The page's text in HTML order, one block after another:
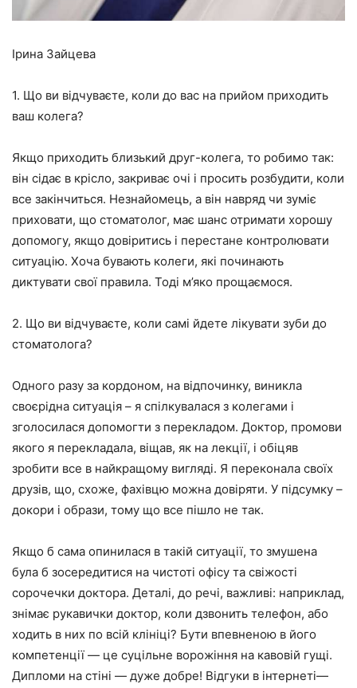
Ірина Зайцева
1. Що ви відчуваєте, коли до вас на прийом приходить
ваш колега?
Якщо приходить близький друг-колега, то робимо так:
він сідає в крісло, закриває очі і просить розбудити, коли
все закінчиться. Незнайомець, а він навряд чи зуміє
приховати, що стоматолог, має шанс отримати хорошу
допомогу, якщо довіритись і перестане контролювати
ситуацію. Хоча бувають колеги, які починають
диктувати свої правила. Тоді м’яко прощаємося.
2. Що ви відчуваєте, коли самі йдете лікувати зуби до
стоматолога?
Одного разу за кордоном, на відпочинку, виникла
своєрідна ситуація – я спілкувалася з колегами і
зголосилася допомогти з перекладом. Доктор, промови
якого я перекладала, віщав, як на лекції, і обіцяв
зробити все в найкращому вигляді. Я переконала своїх
друзів, що, схоже, фахівцю можна довіряти. У підсумку –
докори і образи, тому що все пішло не так.
Якщо б сама опинилася в такій ситуації, то змушена
була б зосередитися на чистоті офісу та свіжості
сорочечки доктора. Деталі, до речі, важливі: наприклад,
знімає рукавички доктор, коли дзвонить телефон, або
ходить в них по всій клініці? Бути впевненою в його
компетенції — це суцільне ворожіння на кавовій гущі.
Дипломи на стіні — дуже добре! Відгуки в інтернеті—